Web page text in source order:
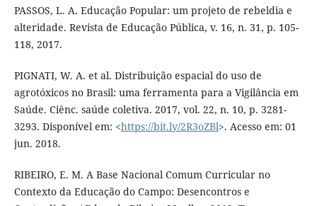
PASSOS, L. A. Educação Popular: um projeto de rebeldia e
alteridade. Revista de Educação Pública, v. 16, n. 31, p. 105-
118, 2017.
PIGNATI, W. A. et al. Distribuição espacial do uso de
agrotóxicos no Brasil: uma ferramenta para a Vigilância em
Saúde. Ciênc. saúde coletiva. 2017, vol. 22, n. 10, p. 3281-
3293. Disponível em: <https://bit.ly/2R3oZBl>. Acesso em: 01
jun. 2018.
RIBEIRO, E. M. A Base Nacional Comum Curricular no
Contexto da Educação do Campo: Desencontros e